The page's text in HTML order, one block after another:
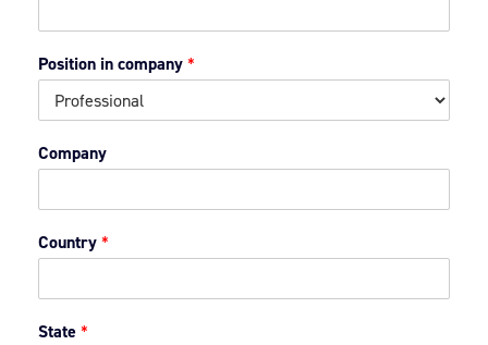
Position in company*
Company
Country*
State *